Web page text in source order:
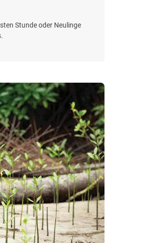
Stunde oder Neulinge